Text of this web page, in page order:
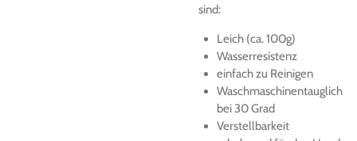
sind:
Leich (ca. 100g)
Wasserresistenz
einfach zu Reinigen
Waschmaschinentauglich
bei 30 Grad
Verstellbarkeit